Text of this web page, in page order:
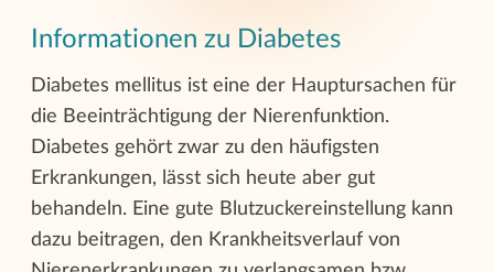
Informationen zu Diabetes
Diabetes mellitus ist eine der Hauptursachen für
die Beeinträchtigung der Nierenfunktion.
Diabetes gehört zwar zu den häufigsten
Erkrankungen, lässt sich heute aber gut
behandeln. Eine gute Blutzuckereinstellung kann
dazu beitragen, den Krankheitsverlauf von